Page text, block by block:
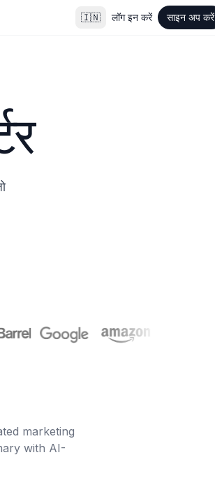
🇮🇳 लॉग इन करें साइन अप करें
marketing
with AI-